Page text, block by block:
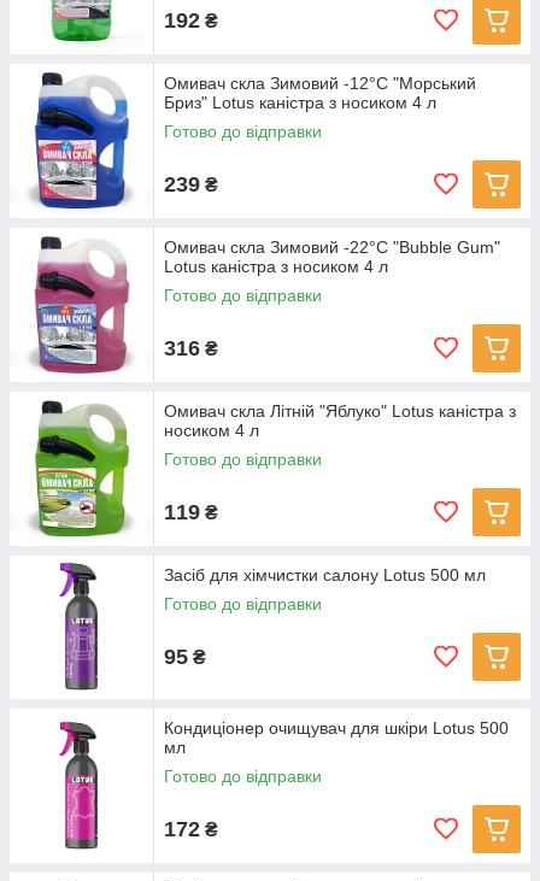
192 ₴
Омивач скла Зимовий -12°C "Морський
Бриз" Lotus каністра з носиком 4 л
Готово до відправки
239 ₴
Омивач скла Зимовий -22°C "Bubble Gum"
Lotus каністра з носиком 4 л
Готово до відправки
316 ₴
Омивач скла Літній "Яблуко" Lotus каністра з
носиком 4 л
Готово до відправки
119 ₴
Засіб для хімчистки салону Lotus 500 мл
Готово до відправки
95 ₴
Кондиціонер очищувач для шкіри Lotus 500
мл
Готово до відправки
172 ₴